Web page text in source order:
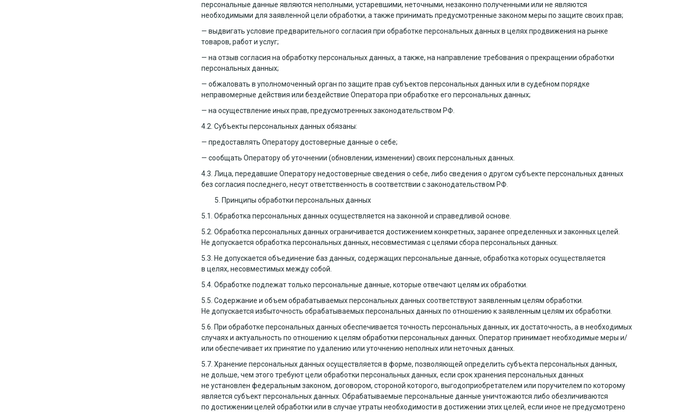
персональные данные являются неполными, устаревшими, неточными, незаконно полученными или не являются
необходимыми для заявленной цели обработки, а также принимать предусмотренные законом меры по защите своих прав;
— выдвигать условие предварительного согласия при обработке персональных данных в целях продвижения на рынке
товаров, работ и услуг;
— на отзыв согласия на обработку персональных данных, а также, на направление требования о прекращении обработки
персональных данных;
— обжаловать в уполномоченный орган по защите прав субъектов персональных данных или в судебном порядке
неправомерные действия или бездействие Оператора при обработке его персональных данных;
— на осуществление иных прав, предусмотренных законодательством РФ.
4.2. Субъекты персональных данных обязаны:
— предоставлять Оператору достоверные данные о себе;
— сообщать Оператору об уточнении (обновлении, изменении) своих персональных данных.
4.3. Лица, передавшие Оператору недостоверные сведения о себе, либо сведения о другом субъекте персональных данных
без согласия последнего, несут ответственность в соответствии с законодательством РФ.
Принципы обработки персональных данных
5.1. Обработка персональных данных осуществляется на законной и справедливой основе.
5.2. Обработка персональных данных ограничивается достижением конкретных, заранее определенных и законных целей.
Не допускается обработка персональных данных, несовместимая с целями сбора персональных данных.
5.3. Не допускается объединение баз данных, содержащих персональные данные, обработка которых осуществляется
в целях, несовместимых между собой.
5.4. Обработке подлежат только персональные данные, которые отвечают целям их обработки.
5.5. Содержание и объем обрабатываемых персональных данных соответствуют заявленным целям обработки.
Не допускается избыточность обрабатываемых персональных данных по отношению к заявленным целям их обработки.
5.6. При обработке персональных данных обеспечивается точность персональных данных, их достаточность, а в необходимых
случаях и актуальность по отношению к целям обработки персональных данных. Оператор принимает необходимые меры и/
или обеспечивает их принятие по удалению или уточнению неполных или неточных данных.
5.7. Хранение персональных данных осуществляется в форме, позволяющей определить субъекта персональных данных,
не дольше, чем этого требуют цели обработки персональных данных, если срок хранения персональных данных
не установлен федеральным законом, договором, стороной которого, выгодоприобретателем или поручителем по которому
является субъект персональных данных. Обрабатываемые персональные данные уничтожаются либо обезличиваются
по достижении целей обработки или в случае утраты необходимости в достижении этих целей, если иное не предусмотрено